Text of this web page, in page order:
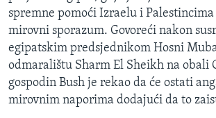
SLOBODA MEDIJA
ŽENSKA STRANA
IZBJEGLIČKA STRANA
MAGAZIN
O GLASU AMERIKE
spremne pomoći Izraelu i
mirovni sporazum. Govoreći nakon
egipatskim predsjednikom Hosni
odmaralištu Sharm El Sheikh na obali
gospodin Bush je rekao da će ostati
mirovnim naporima dodajući da to